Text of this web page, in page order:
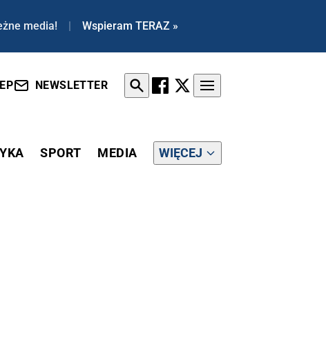
media! | Wspieram TERAZ »
NEWSLETTER
SPORT MEDIA WIĘCEJ